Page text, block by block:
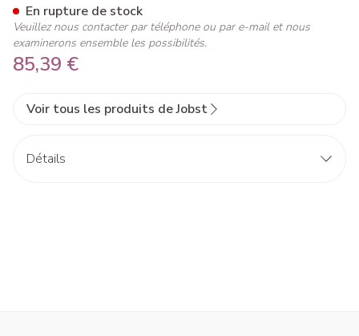
85,39 €
En rupture de stock
Veuillez nous contacter par téléphone ou par e-mail et nous
examinerons ensemble les possibilités.
Voir tous les produits de Jobst
Détails